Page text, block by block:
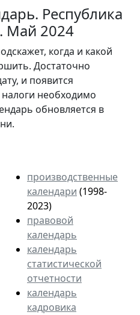
Республика
Май 2024
когда и какой
Достаточно
и появится
необходимо
обновляется в
производственные
календари (1998-
2023)
правовой
календарь
календарь
статистической
отчетности
календарь
кадровика